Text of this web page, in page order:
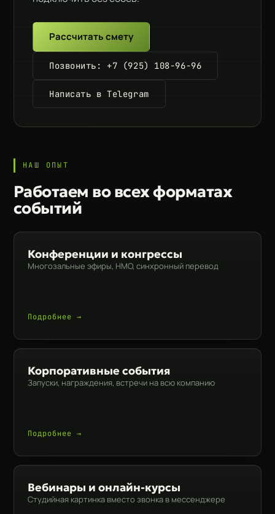
Рассчитать смету
Позвонить: +7 (925) 108-96-96
Написать в Telegram
НАШ ОПЫТ
Работаем во всех форматах
событий
Конференции и конгрессы
Многозальные эфиры, НМО, синхронный перевод
Подробнее →
Корпоративные события
Запуски, награждения, встречи на всю компанию
Подробнее →
Вебинары и онлайн-курсы
Студийная картинка вместо звонка в мессенджере